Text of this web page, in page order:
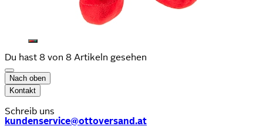
Du hast 8 von 8 Artikeln gesehen
Nach oben
Kontakt
Schreib uns
kundenservice@ottoversand.at